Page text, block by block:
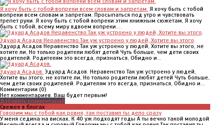
Я хочу быть с тобой вопреки всем словам и запретам. Я хочу быть с тобой
вопреки всем словам и запретам. Просыпаться под утро и чувствовать
трепет руки. Я хочу быть с тобой вопреки этим книжным сюжетам, Я хочу
быть с тобой, всему миру вдвоем вопреки....
Эдуард Асадов Неравенство Так уж устроено у людей, Хотите вы этого,
Эдуард Асадов Неравенство Так уж устроено у людей, Хотите вы этого, не
хотите ли, Но только родители любят детей Чуть больше, чем дети своих
родителей. Родителям это всегда, признаться, Обидно и...
Эдуард Асадов. Эдуард Асадов. Неравенство Так уж устроено у людей,
Хотите вы этого, не хотите ли, Но только родители любят детей Чуть больше,
чем дети своих родителей. Родителям это всегда, признаться, Обидно и...
Комментарии (0)
Нет комментариев. Ваш будет первым!
Добавить комментарий
Свежее в блогах
Говорим мы с тобой как ровня, так поставил ты дело сразу
У меня седина на висках, К 40 уж подходят годы А ты вечно такой молодой